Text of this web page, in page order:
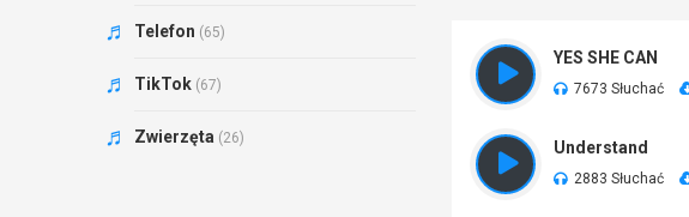
YES SHE CAN
7673 Słuchać
Understand
2883 Słuchać
Telefon (65)
TikTok (67)
Zwierzęta (26)